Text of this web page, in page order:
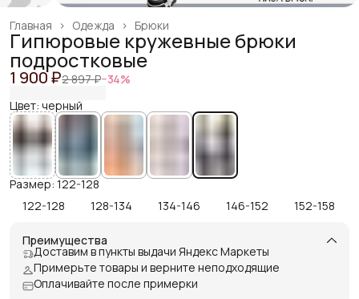
Брюки
Одежда ›
Главная ›
Гипюровые кружевные брюки
подростковые
1 900 ₽2 897 ₽−34%
Цвет: черный
Размер: 122-128
122-128
128-134 134-146 146-152 152-158
Преимущества
Доставим в пункты выдачи Яндекс Маркеты
Примерьте товары и верните неподходящие
Оплачивайте после примерки